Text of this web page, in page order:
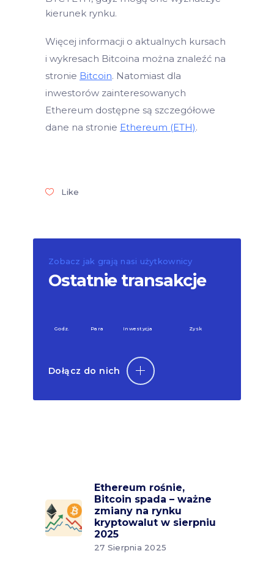
kierunek rynku.
Więcej informacji o aktualnych kursach
i wykresach Bitcoina można znaleźć na
stronie Bitcoin. Natomiast dla
inwestorów zainteresowanych
Ethereum dostępne są szczegółowe
dane na stronie Ethereum (ETH).
Like
Zobacz jak grają nasi użytkownicy
Ostatnie transakcje
Godz. Para Inwestycja Zysk
Dołącz do nich
Ethereum rośnie,
Bitcoin spada – ważne
zmiany na rynku
kryptowalut w sierpniu
2025
27 Sierpnia 2025